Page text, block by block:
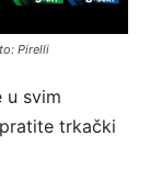
Pirelli
u svim
trkački